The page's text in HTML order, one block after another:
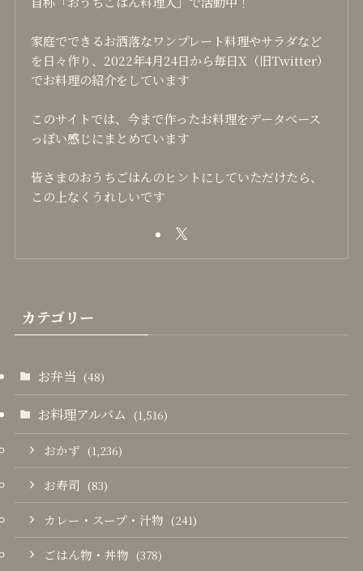
家庭でできるお洒落なワンプレート料理やサラダなど
を日々作り、2022年4月24日から毎日X（旧Twitter）
でお料理の紹介をしています
このサイトでは、今まで作ったお料理をデータベース
っぽい感じにまとめています
皆さまのおうちごはんのヒントにしていただけたら、
この上なくうれしいです
カテゴリー
お弁当 (48)
お料理アルバム (1,516)
おかず (1,236)
お寿司 (83)
カレー・スープ・汁物 (241)
ごはん物・丼物 (378)